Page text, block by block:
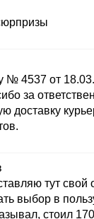
№ 4537 от
за
доставку
тут свой
выбор в
стоил